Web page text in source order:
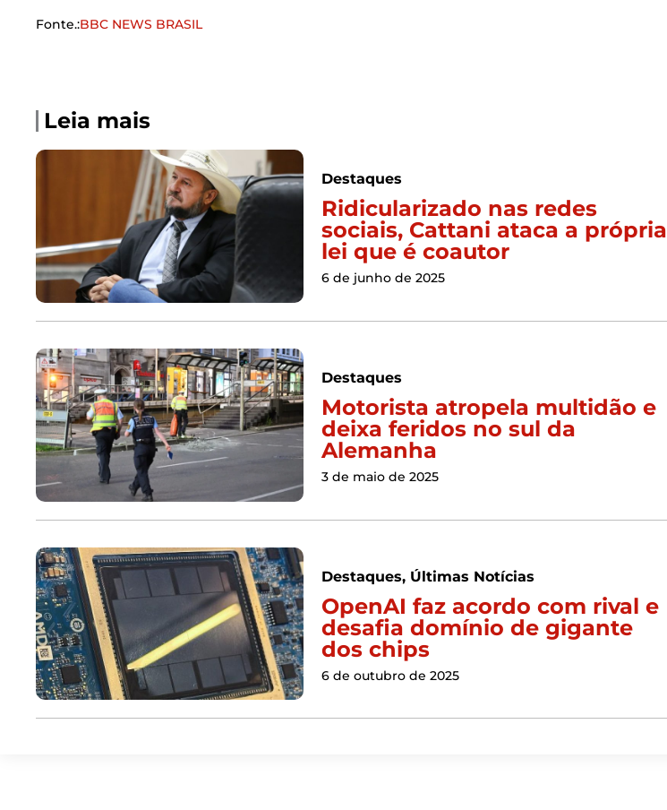
Fonte.:BBC NEWS BRASIL
Leia mais
Destaques
Ridicularizado nas redes
sociais, Cattani ataca a própria
lei que é coautor
6 de junho de 2025
Destaques
Motorista atropela multidão e
deixa feridos no sul da
Alemanha
3 de maio de 2025
Destaques, Últimas Notícias
OpenAI faz acordo com rival e
desafia domínio de gigante
dos chips
6 de outubro de 2025